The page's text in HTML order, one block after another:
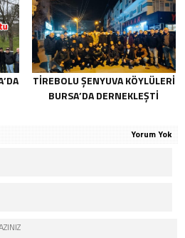
TIREBOLU ŞENYUVA KÖYLÜLERI
BURSA’DA DERNEKLEŞTI
Yorum Yok